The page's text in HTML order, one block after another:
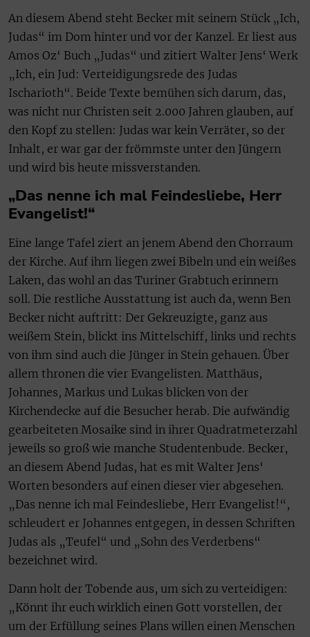
An diesem Abend steht Becker mit seinem Stück „Ich,
Judas“ im Dom hinter und vor der Kanzel. Er liest aus
Amos Oz‘ Buch „Judas“ und zitiert Walter Jens‘ Werk
„Ich, ein Jud: Verteidigungsrede des Judas
Ischarioth“. Beide Texte bemühen sich darum, das,
was nicht nur Christen seit 2.000 Jahren glauben, auf
den Kopf zu stellen: Judas war kein Verräter, so der
Inhalt, er war gar der frömmste unter den Jüngern
und wird bis heute missverstanden.
„Das nenne ich mal Feindesliebe, Herr
Evangelist!“
Eine lange Tafel ziert an jenem Abend den Chorraum
der Kirche. Auf ihm liegen zwei Bibeln und ein weißes
Laken, das wohl an das Turiner Grabtuch erinnern
soll. Die restliche Ausstattung ist auch da, wenn Ben
Becker nicht auftritt: Der Gekreuzigte, ganz aus
weißem Stein, blickt ins Mittelschiff, links und rechts
von ihm sind auch die Jünger in Stein gehauen. Über
allem thronen die vier Evangelisten. Matthäus,
Johannes, Markus und Lukas blicken von der
Kirchendecke auf die Besucher herab. Die aufwändig
gearbeiteten Mosaike sind in ihrer Quadratmeterzahl
jeweils so groß wie manche Studentenbude. Becker,
an diesem Abend Judas, hat es mit Walter Jens‘
Worten besonders auf einen dieser vier abgesehen.
„Das nenne ich mal Feindesliebe, Herr Evangelist!“,
schleudert er Johannes entgegen, in dessen Schriften
Judas als „Teufel“ und „Sohn des Verderbens“
bezeichnet wird.
Dann holt der Tobende aus, um sich zu verteidigen:
„Könnt ihr euch wirklich einen Gott vorstellen, der
um der Erfüllung seines Plans willen einen Menschen